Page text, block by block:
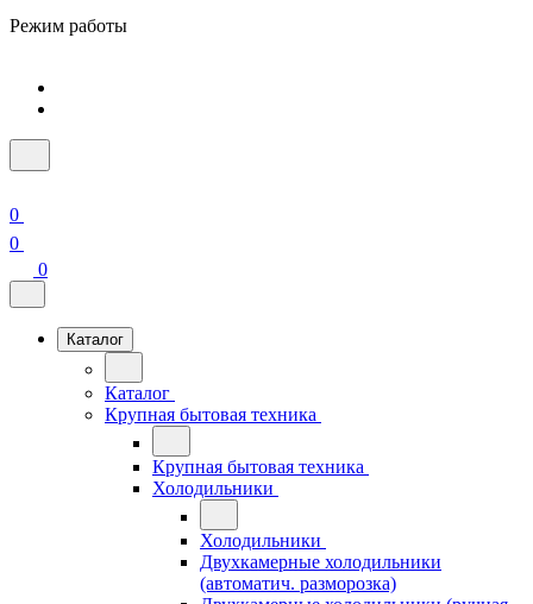
Режим работы
0
0
0
Каталог
Каталог
Крупная бытовая техника
Крупная бытовая техника
Холодильники
Холодильники
Двухкамерные холодильники
(автоматич. разморозка)